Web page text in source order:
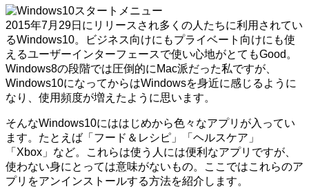
2015年7月29日にリリースされ多くの人たちに利用されてい
るWindows10。ビジネス向けにもプライベート向けにも使
えるユーザーインターフェースで使い心地がとてもGood。
Windows8の段階では圧倒的にMac派だった私ですが、
Windows10になってからはWindowsを身近に感じるように
なり、使用頻度が増えたように思います。
そんなWindows10にははじめから色々なアプリが入ってい
ます。たとえば「フード＆レシピ」「ヘルスケア」
「Xbox」など。これらは使う人には便利なアプリですが、
使わない身にとっては意味がないもの。ここではこれらのア
プリをアンインストールする方法を紹介します。